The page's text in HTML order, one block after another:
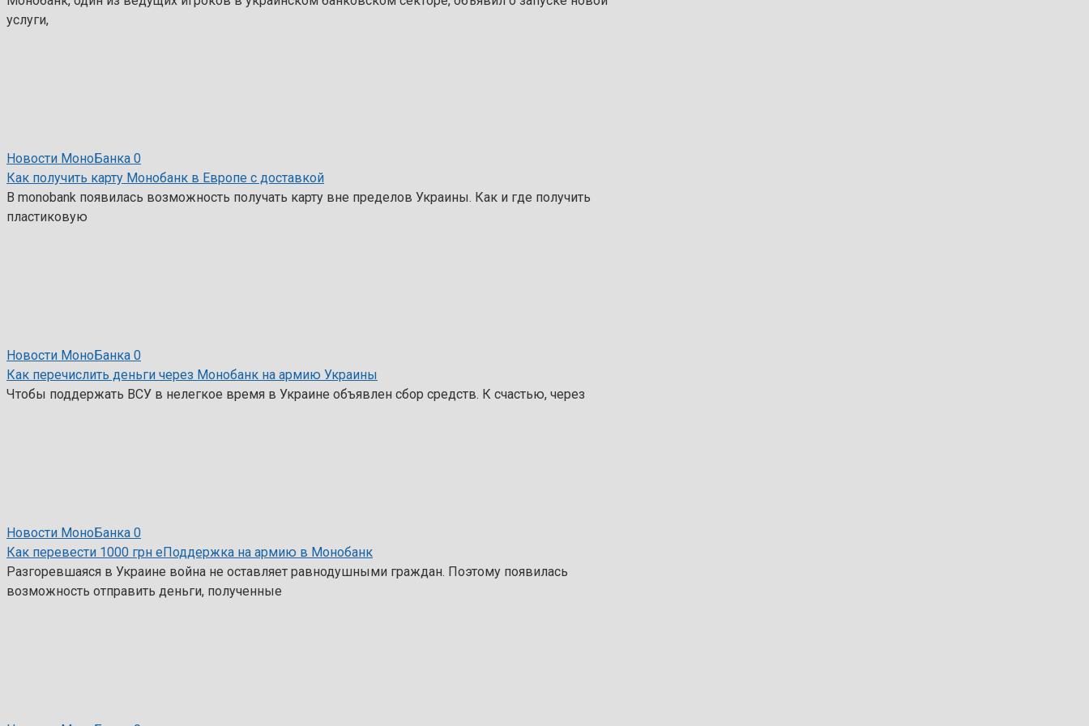
услуги,
Новости МоноБанка 0
Как получить карту Монобанк в Европе с доставкой
В monobank появилась возможность получать карту вне пределов Украины. Как и где получить
пластиковую
Новости МоноБанка 0
Как перечислить деньги через Монобанк на армию Украины
Чтобы поддержать ВСУ в нелегкое время в Украине объявлен сбор средств. К счастью, через
Новости МоноБанка 0
Как перевести 1000 грн еПоддержка на армию в Монобанк
Разгоревшаяся в Украине война не оставляет равнодушными граждан. Поэтому появилась
возможность отправить деньги, полученные